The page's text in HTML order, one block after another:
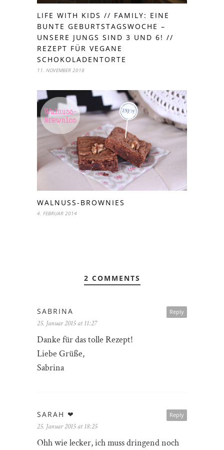
LIFE WITH KIDS // FAMILY: EINE
BUNTE GEBURTSTAGSWOCHE –
UNSERE JUNGS SIND 3 UND 6! //
REZEPT FÜR VEGANE
SCHOKOLADENTORTE
11. NOVEMBER 2018
WALNUSS-BROWNIES
4. FEBRUAR 2014
2 COMMENTS
Reply
SABRINA
25. Januar 2015 at 11:27
Danke für das tolle Rezept!
Liebe Grüße,
Sabrina
Reply
SARAH ❤
25. Januar 2015 at 18:25
Ohh wie lecker, ich muss dringend noch